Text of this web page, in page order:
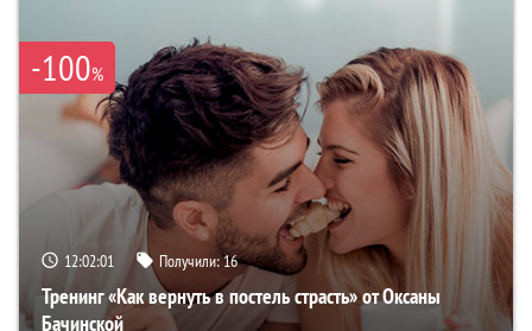
-100%
12:02:00 Получили:16
Тренинг «Как вернуть в постель страсть» от Оксаны
Бачинской